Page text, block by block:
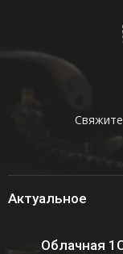
Актуальное
Облачная